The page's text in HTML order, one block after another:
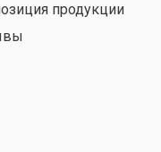
продукции